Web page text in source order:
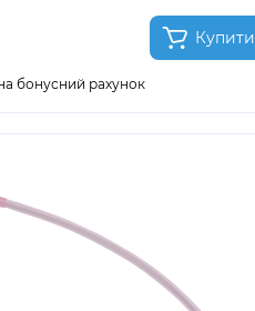
Купити
бонусний рахунок